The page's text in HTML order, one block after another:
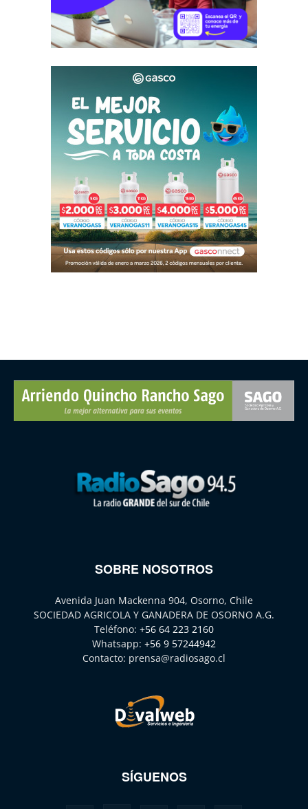
SOBRE NOSOTROS
Avenida Juan Mackenna 904, Osorno, Chile
SOCIEDAD AGRICOLA Y GANADERA DE OSORNO A.G.
Teléfono: +56 64 223 2160
Whatsapp: +56 9 57244942
Contacto: prensa@radiosago.cl
SÍGUENOS